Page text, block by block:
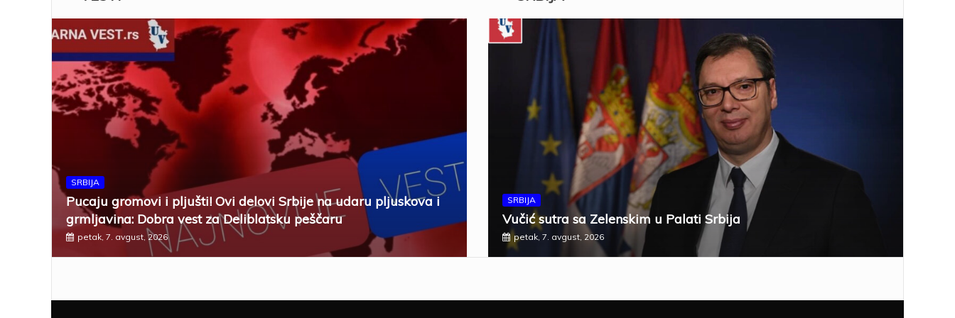
SRBIJA
Pucaju gromovi i pljušti! Ovi delovi Srbije na udaru pljuskova i
grmljavina: Dobra vest za Deliblatsku peščaru
petak, 7. avgust, 2026
SRBIJA
Vučić sutra sa Zelenskim u Palati Srbija
petak, 7. avgust, 2026